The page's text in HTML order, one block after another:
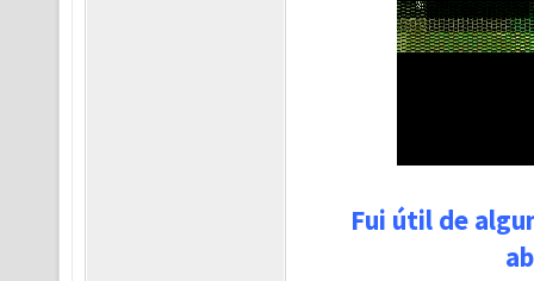
Fui útil de